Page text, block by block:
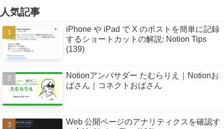
人気記事
iPhone や iPad で X のポストを簡単に記録
するショートカットの解説: Notion Tips
(139)
Notionアンバサダー たむらりえ｜Notionお
ばさん｜コネクトおばさん
Web 公開ページのアナリティクスを確認す